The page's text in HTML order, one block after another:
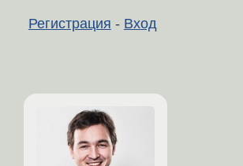
Регистрация - Вход